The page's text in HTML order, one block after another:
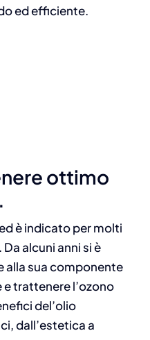
ed efficiente.
ottimo
è indicato per molti
alcuni anni si è
alla sua componente
trattenere l’ozono
del’olio
dall’estetica a